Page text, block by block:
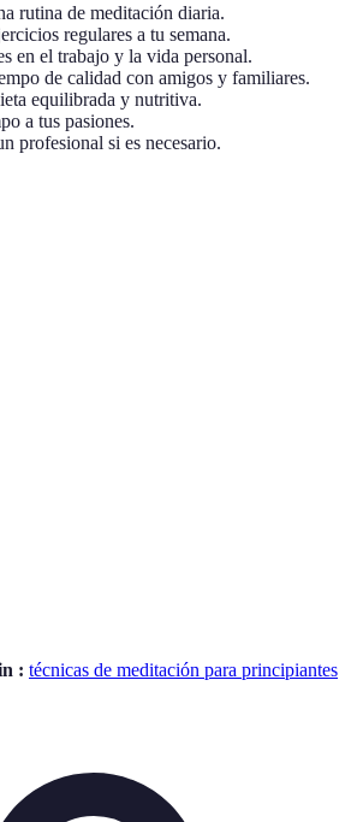
rutina de meditación diaria.
regulares a tu semana.
en el trabajo y la vida personal.
de calidad con amigos y familiares.
equilibrada y nutritiva.
a tus pasiones.
profesional si es necesario.
: técnicas de meditación para principiantes